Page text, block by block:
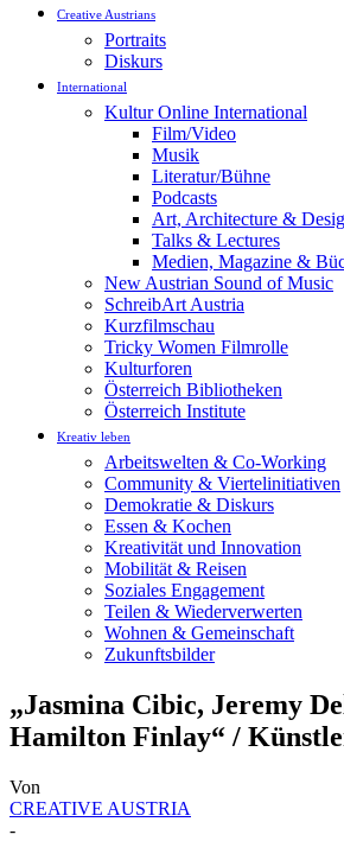
Creative Austrians
Portraits
Diskurs
International
Kultur Online International
Film/Video
Musik
Literatur/Bühne
Podcasts
Art, Architecture &
Talks & Lectures
Medien, Magazine &
New Austrian Sound of Music
SchreibArt Austria
Kurzfilmschau
Tricky Women Filmrolle
Kulturforen
Österreich Bibliotheken
Österreich Institute
Kreativ leben
Arbeitswelten & Co-Working
Community & Viertelinitiativen
Demokratie & Diskurs
Essen & Kochen
Kreativität und Innovation
Mobilität & Reisen
Soziales Engagement
Teilen & Wiederverwerten
Wohnen & Gemeinschaft
Zukunftsbilder
„Jasmina Cibic, Jeremy
Hamilton Finlay“ /
Von
CREATIVE AUSTRIA
-